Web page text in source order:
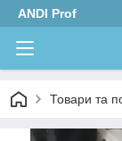
ANDI Prof
Товари та